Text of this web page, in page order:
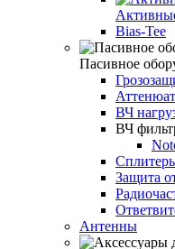
Bias-Tee
Пасивное
ВЧ
ВЧ
Защита
Антенны